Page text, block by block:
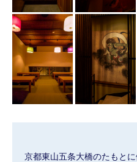
京都東山五条大橋のたもと